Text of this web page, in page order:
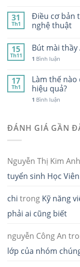
31
Th1
Điều cơ bản
nghệ thuật
15
Th11
Bút mài thầy
1 Bình luận
17
Th1
Làm thế nào
hiệu quả?
1 Bình luận
ĐÁNH GIÁ GẦN
Nguyễn Thị Kim Anh
tuyển sinh Học Viên
chi trong Kỹ năng
phải ai cũng biết
nguyễn Công An
lớp của nhóm